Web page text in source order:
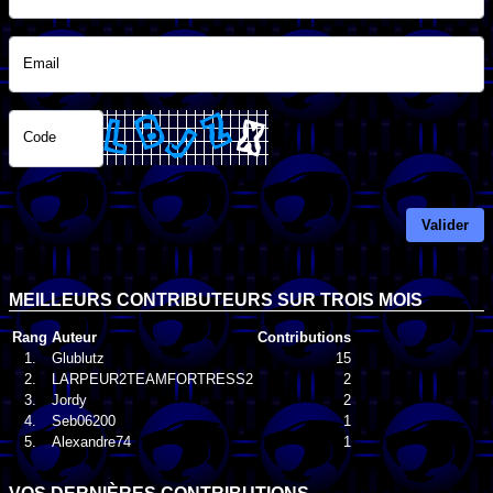
Email
Code
Valider
MEILLEURS CONTRIBUTEURS SUR TROIS MOIS
Rang Auteur
Contributions
1.
Glublutz
15
2.
LARPEUR2TEAMFORTRESS2
2
3.
Jordy
2
4.
Seb06200
1
5.
Alexandre74 1